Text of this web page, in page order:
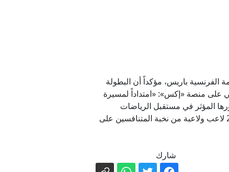
بن تركي الفيصل بانطلاق كأس العالم للرياضات الإلكترونية 2026 في العاصمة الفرنسية باريس، مؤكداً أن البطولة
على منصة «إكس»: «امتداداً لمسيرة
المؤثر في مستقبل الرياضات
الإلكترونية». وكان وزير الرياضة قد حضر حفل افتتاح البطولة التي تستضيفها مدينة باريس، وتجمع أكثر من 2,000 لاعب ولاعبة من نخبة المتنافسين على
شارك